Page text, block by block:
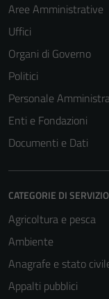
Aree Amministrative
Uffici
Organi di Governo
Politici
Personale
Enti e Fondazioni
Documenti e Dati
CATEGORIE DI SERVIZIO
Agricoltura e pesca
Ambiente
Anagrafe e stato
Appalti pubblici